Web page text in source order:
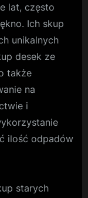
lat, często
Ich skup
unikalnych
desek ze
także
na
i
ilość odpadów
starych